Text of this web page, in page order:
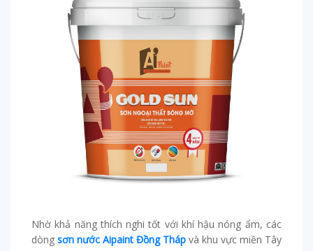
Nhờ khả năng thích nghi tốt với khí hậu nóng ẩm, các
dòng sơn nước Aipaint Đồng Tháp và khu vực miền Tây